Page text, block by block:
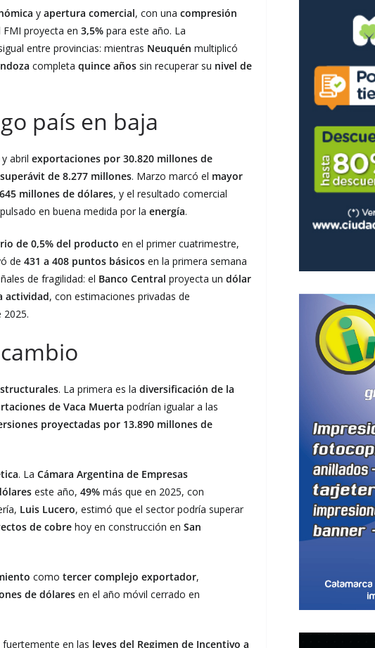
y apertura comercial, con una compresión
FMI proyecta en 3,5% para este año. La
entre provincias: mientras Neuquén multiplicó
completa quince años sin recuperar su nivel de
país en baja
abril exportaciones por 30.820 millones de
superávit de 8.277 millones. Marzo marcó el mayor
millones de dólares, y el resultado comercial
en buena medida por la energía.
de 0,5% del producto en el primer cuatrimestre,
de 431 a 408 puntos básicos en la primera semana
de fragilidad: el Banco Central proyecta un dólar
actividad, con estimaciones privadas de
2025.
. La primera es la diversificación de la
de Vaca Muerta podrían igualar a las
proyectadas por 13.890 millones de
. La Cámara Argentina de Empresas
este año, 49% más que en 2025, con
Luis Lucero, estimó que el sector podría superar
de cobre hoy en construcción en San
como tercer complejo exportador,
de dólares en el año móvil cerrado en
fuertemente en las leyes del Regimen de Incentivo a